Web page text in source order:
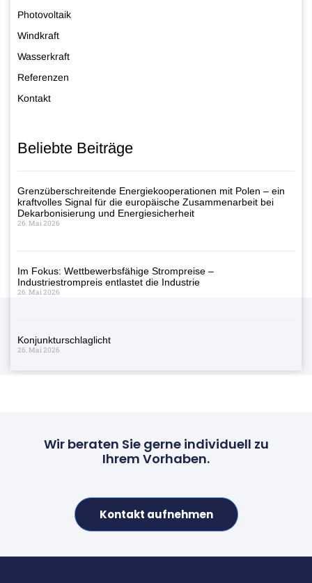
Photovoltaik
Windkraft
Wasserkraft
Referenzen
Kontakt
Beliebte Beiträge
Grenzüberschreitende Energiekooperationen mit Polen – ein
kraftvolles Signal für die europäische Zusammenarbeit bei
Dekarbonisierung und Energiesicherheit
26. Mai 2026
Im Fokus: Wettbewerbsfähige Strompreise –
Industriestrompreis entlastet die Industrie
26. Mai 2026
Konjunkturschlaglicht
26. Mai 2026
Wir beraten Sie gerne individuell zu
Ihrem Vorhaben.
Kontakt aufnehmen